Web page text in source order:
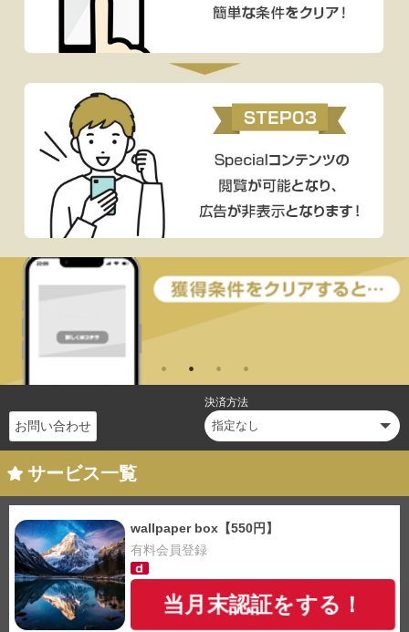
お問い合わせ
決済方法
サービス一覧
wallpaper box【550円】
有料会員登録
当月末認証をする！